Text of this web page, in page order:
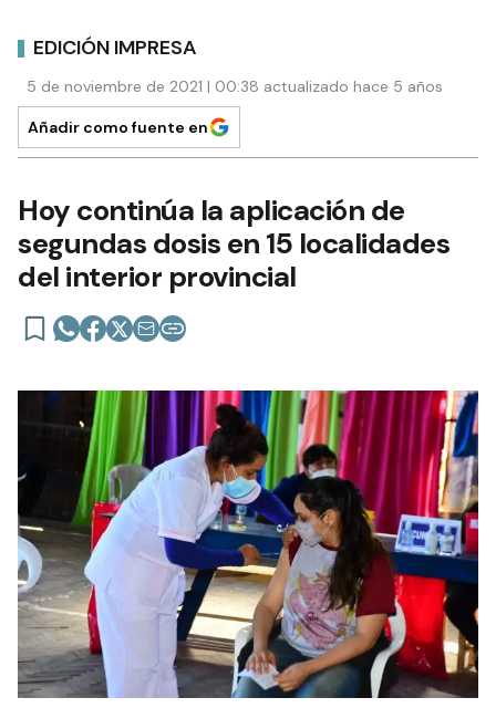
EDICIÓN IMPRESA
5 de noviembre de 2021 | 00:38 actualizado hace 5 años
Añadir como fuente en
Hoy continúa la aplicación de
segundas dosis en 15 localidades
del interior provincial